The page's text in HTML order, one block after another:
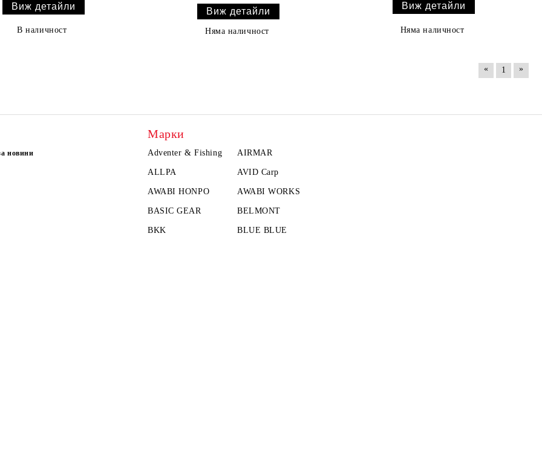
Виж детайли
В наличност
Виж детайли
Няма наличност
Виж детайли
Няма наличност
« 1 »
новини
Марки
Adventer & Fishing AIRMAR
ALLPA AVID Carp
AWABI HONPO AWABI WORKS
BASIC GEAR BELMONT
BKK BLUE BLUE